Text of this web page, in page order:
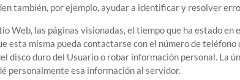
también, por ejemplo, ayudar a identificar y resolver
Web, las páginas visionadas, el tiempo que ha estado en
esta misma pueda contactarse con el número de teléfono
duro del Usuario o robar información personal. La
personalmente esa información al servidor.